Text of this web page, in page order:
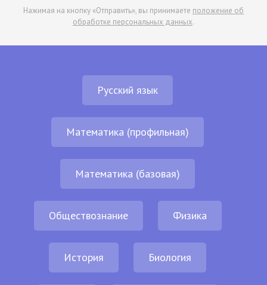
Нажимая на кнопку «Отправить», вы принимаете положение об
обработке персональных данных.
Русский язык
Математика (профильная)
Математика (базовая)
Обществознание Физика
История Биология